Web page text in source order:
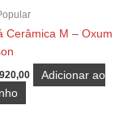
do
Cerâmica M – Oxum
Adicionar ao